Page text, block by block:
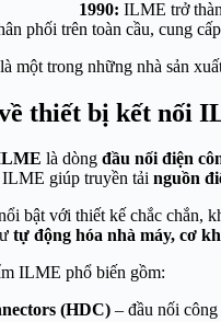
1990: ILME trở
phối trên toàn cầu, cung
một trong những nhà sản
thiết bị kết nối
là dòng đầu nối điện
ILME giúp truyền tải nguồn
bật với thiết kế chắc chắn,
tự động hóa nhà máy, cơ
ILME phổ biến gồm:
(HDC) – đầu nối